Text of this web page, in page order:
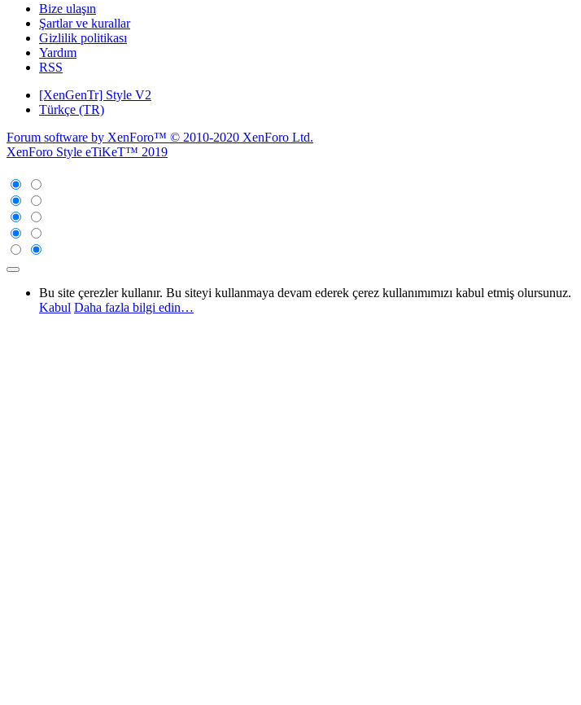
Bize ulaşın
Şartlar ve kurallar
Gizlilik politikası
Yardım
RSS
[XenGenTr] Style V2
Türkçe (TR)
Forum software by XenForo™ © 2010-2020 XenForo Ltd.
XenForo Style eTiKeT™ 2019
Bu site çerezler kullanır. Bu siteyi kullanmaya devam ederek çerez kullanımımızı kabul etmiş olursunuz.
Kabul Daha fazla bilgi edin…